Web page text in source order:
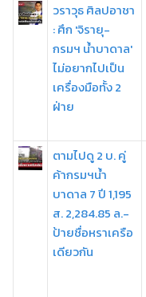
วราวุธ ศิลปอาชา
: ศึก 'จิรายุ-
กรมฯ น้ำบาดาล'
ไม่อยากไปเป็น
เครื่องมือทั้ง 2
ฝ่าย
ตามไปดู 2 บ. คู่
ค้ากรมฯน้ำ
บาดาล 7 ปี 1,195
ส. 2,284.85 ล.-
ป้ายชื่อหราเครือ
เดียวกัน